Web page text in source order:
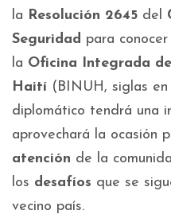
la Resolución 2645 del
Seguridad para
la Oficina Integrada
Haití (BINUH, siglas
diplomático tendrá una
aprovechará la ocasión
atención de la
los desafíos que se
vecino país.